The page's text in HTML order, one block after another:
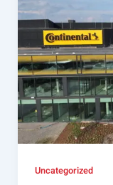
Uncategorized